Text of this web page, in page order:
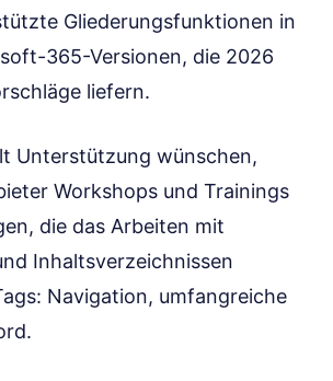
Gliederungsfunktionen in
365-Versionen, die 2026
liefern.
Unterstützung wünschen,
Workshops und Trainings
die das Arbeiten mit
Inhaltsverzeichnissen
Navigation, umfangreiche